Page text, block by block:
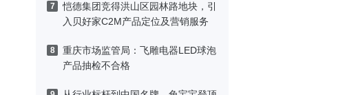
7
恺德集团竞得洪山区园林路地块，引
入贝好家C2M产品定位及营销服务
8
重庆市场监管局：飞雕电器LED球泡
产品抽检不合格